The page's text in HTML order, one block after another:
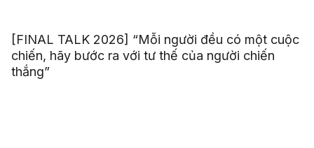
[FINAL TALK 2026] “Mỗi người đều có một cuộc
chiến, hãy bước ra với tư thế của người chiến
thắng”